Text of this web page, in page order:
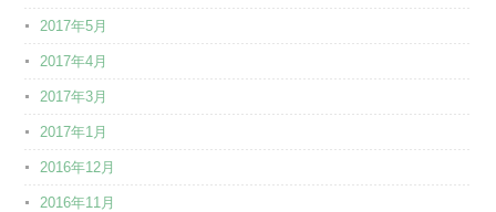
2017年5月
2017年4月
2017年3月
2017年1月
2016年12月
2016年11月